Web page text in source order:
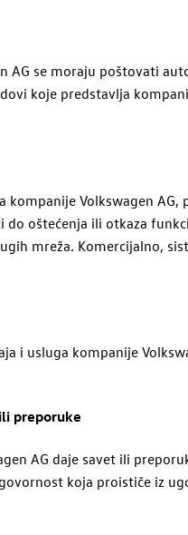
AG se moraju poštovati
koje predstavlja
kompanije Volkswagen AG,
oštećenja ili otkaza
mreža. Komercijalno,
i usluga kompanije
preporuke
AG daje savet ili
koja proističe iz